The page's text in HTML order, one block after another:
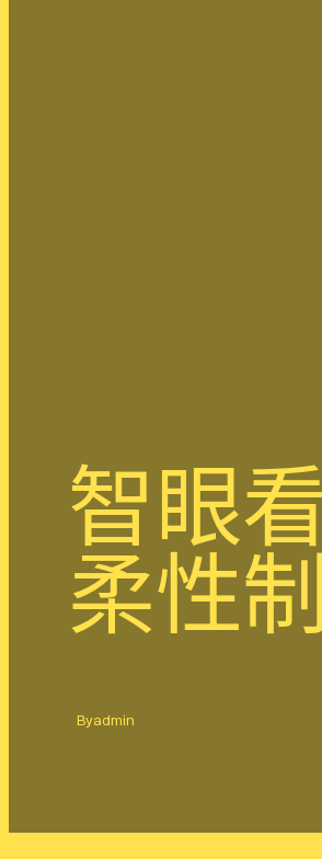
智眼
柔性
Byadmin